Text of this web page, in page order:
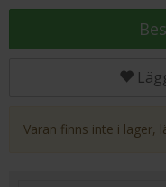
Varan finns inte i lager,